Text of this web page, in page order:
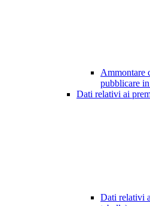
Ammontare
pubblicare
Dati relativi ai
Dati relativi